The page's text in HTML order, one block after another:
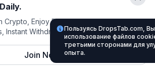
Crypto, Enjoy Best VIP Club, Daily
Instant Withdrawals.
Join Now
Пользуясь DropsTab.com,
использование файлов
третьими сторонами для
опыта.